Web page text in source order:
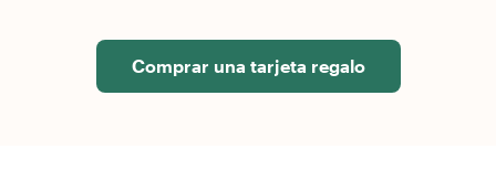
Comprar una tarjeta regalo